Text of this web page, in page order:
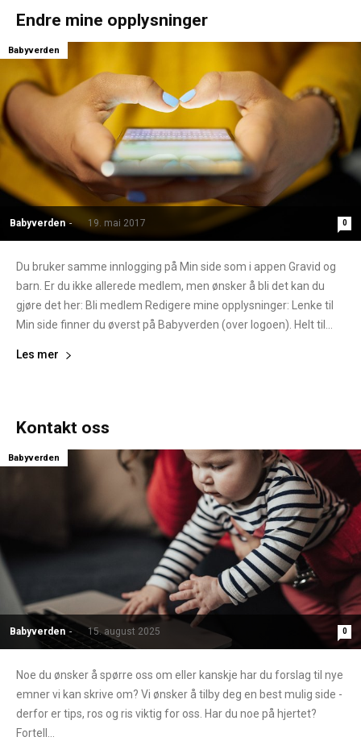
Endre mine opplysninger
Babyverden - 19. mai 2017 0
Babyverden
Du bruker samme innlogging på Min side som i appen Gravid og
barn. Er du ikke allerede medlem, men ønsker å bli det kan du
gjøre det her: Bli medlem Redigere mine opplysninger: Lenke til
Min side finner du øverst på Babyverden (over logoen). Helt til...
Les mer
Kontakt oss
Babyverden - 15. august 2025 0
Babyverden
Noe du ønsker å spørre oss om eller kanskje har du forslag til nye
emner vi kan skrive om? Vi ønsker å tilby deg en best mulig side -
derfor er tips, ros og ris viktig for oss. Har du noe på hjertet?
Fortell...